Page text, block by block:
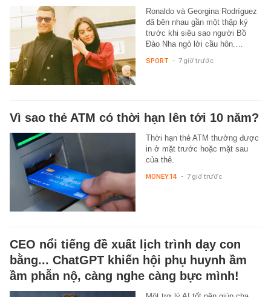
Ronaldo và Georgina Rodríguez
đã bên nhau gần một thập kỷ
trước khi siêu sao người Bồ
Đào Nha ngỏ lời cầu hôn.…
SPORT - 7 giờ trước
Vì sao thẻ ATM có thời hạn lên tới 10 năm?
Thời hạn thẻ ATM thường được
in ở mặt trước hoặc mặt sau
của thẻ.
MONEY.14 - 7 giờ trước
CEO nổi tiếng đề xuất lịch trình dạy con
bằng... ChatGPT khiến hội phụ huynh ầm
ầm phẫn nộ, càng nghe càng bực mình!